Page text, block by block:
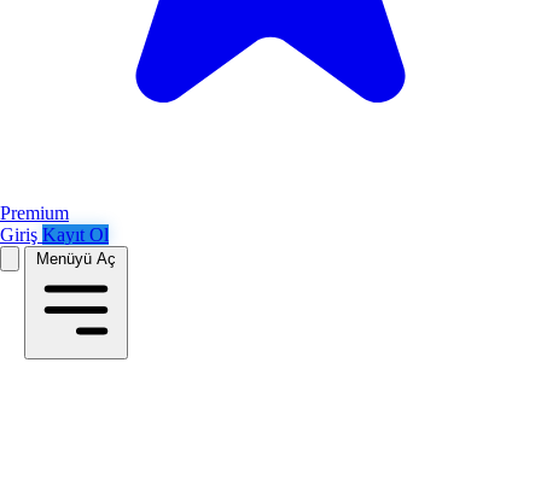
Premium
Giriş Kayıt Ol
Menüyü Aç